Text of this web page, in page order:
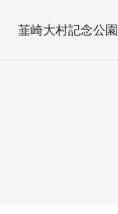
韮崎大村記念公園